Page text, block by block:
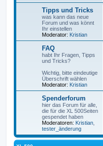
Tipps und Tricks
was kann das neue
Forum und was könnt
Ihr einstellen
Moderator: Kristian
FAQ
habt Ihr Fragen, Tipps
und Tricks?
Wichtig, bitte eindeutige
Überschrift wählen
Moderator: Kristian
Spenderforum
hier das Forum für alle,
die für die XL 500Seiten
gespendet haben
Moderatoren: Kristian
tester_änderung